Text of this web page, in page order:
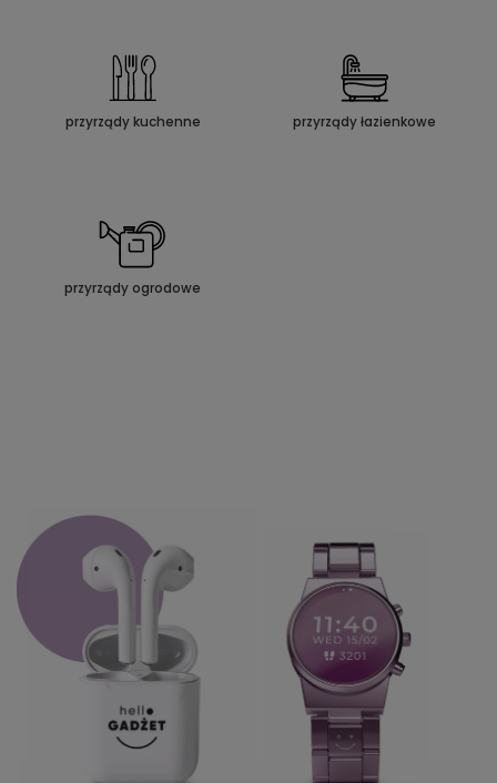
przyrządy kuchenne przyrządy łazienkowe
przyrządy ogrodowe